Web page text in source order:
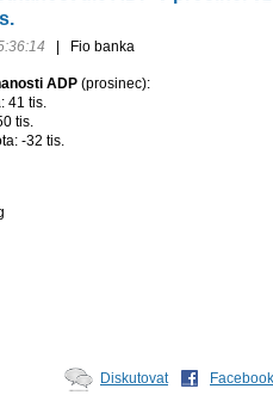
Fio banka
ADP (prosinec):
41 tis.
tis.
-32 tis.
Diskutovat Facebook